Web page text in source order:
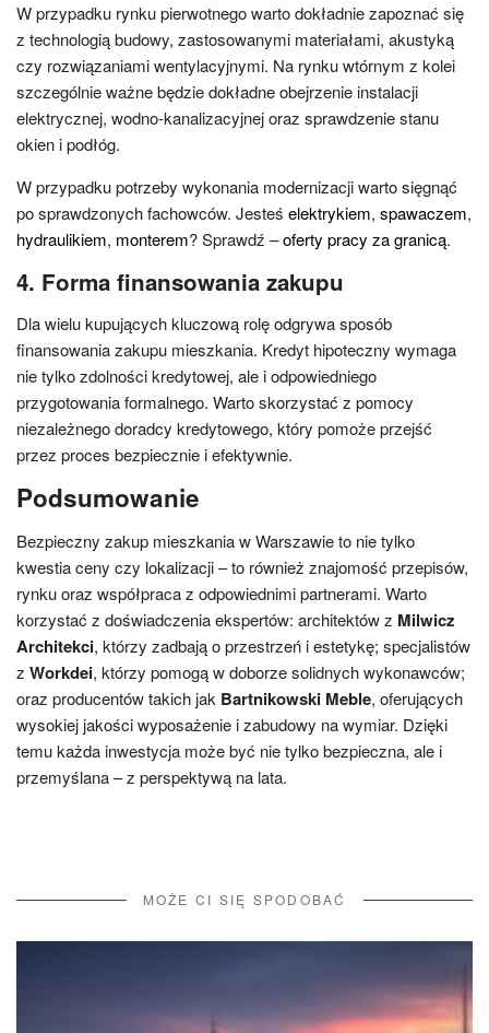
W przypadku rynku pierwotnego warto dokładnie zapoznać się
z technologią budowy, zastosowanymi materiałami, akustyką
czy rozwiązaniami wentylacyjnymi. Na rynku wtórnym z kolei
szczególnie ważne będzie dokładne obejrzenie instalacji
elektrycznej, wodno-kanalizacyjnej oraz sprawdzenie stanu
okien i podłóg.
W przypadku potrzeby wykonania modernizacji warto sięgnąć
po sprawdzonych fachowców. Jesteś elektrykiem, spawaczem,
hydraulikiem, monterem? Sprawdź –oferty pracy za granicą.
4. Forma finansowania zakupu
Dla wielu kupujących kluczową rolę odgrywa sposób
finansowania zakupu mieszkania. Kredyt hipoteczny wymaga
nie tylko zdolności kredytowej, ale i odpowiedniego
przygotowania formalnego. Warto skorzystać z pomocy
niezależnego doradcy kredytowego, który pomoże przejść
przez proces bezpiecznie i efektywnie.
Podsumowanie
Bezpieczny zakup mieszkania w Warszawie to nie tylko
kwestia ceny czy lokalizacji – to również znajomość przepisów,
rynku oraz współpraca z odpowiednimi partnerami. Warto
korzystać z doświadczenia ekspertów: architektów z Milwicz
Architekci, którzy zadbają o przestrzeń i estetykę; specjalistów
z Workdei, którzy pomogą w doborze solidnych wykonawców;
oraz producentów takich jak Bartnikowski Meble, oferujących
wysokiej jakości wyposażenie i zabudowy na wymiar. Dzięki
temu każda inwestycja może być nie tylko bezpieczna, ale i
przemyślana – z perspektywą na lata.
MOŻE CI SIĘ SPODOBAĆ